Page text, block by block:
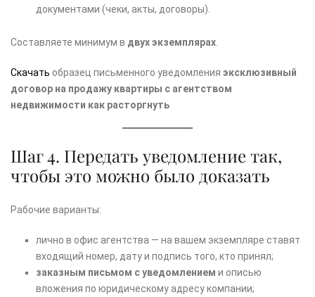
документами (чеки, акты, договоры).
Составляете минимум в двух экземплярах
Скачать образец письменного уведомления эксклюзивный
договор на продажу квартиры с агентством
недвижимости как расторгнуть
Шаг 4. Передать уведомление так,
чтобы это можно было доказать
Рабочие варианты:
лично в офис агентства — на вашем экземпляре ставят
входящий номер, дату и подпись того, кто принял;
заказным письмом с уведомлением и описью
вложения по юридическому адресу компании;